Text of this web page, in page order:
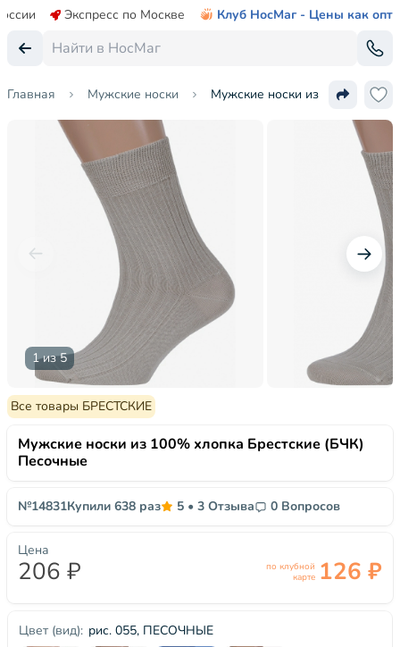
Экспресс по Москве Клуб НосМаг - Цены как опт
Главная Мужские носки Мужские носки из 100%
1 из 5
Все товары БРЕСТСКИЕ
Мужские носки из 100% хлопка Брестские (БЧК)
Песочные
№14831Купили 638 раз 5 • 3 Отзыва 0 Вопросов
Цвет (вид): рис. 055, ПЕСОЧНЫЕ
Цена
206 ₽
по клубной
карте 126 ₽